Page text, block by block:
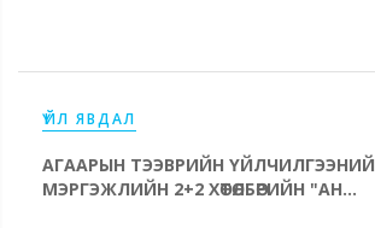
ҮЙЛ ЯВДАЛ
АГААРЫН ТЭЭВРИЙН ҮЙЛЧИЛГЭЭНИЙ
МЭРГЭЖЛИЙН 2+2 ХӨТӨЛБӨРИЙН "АН...